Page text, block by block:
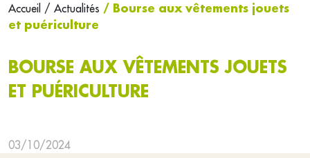
Accueil / Actualités / Bourse aux vêtements jouets
et puériculture
BOURSE AUX VÊTEMENTS JOUETS
ET PUÉRICULTURE
03/10/2024